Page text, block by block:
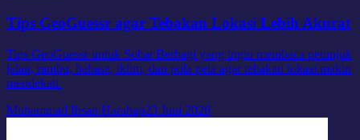
Tips GeoGuessr agar Tebakan Lokasi Lebih Akurat
Tips GeoGuessr untuk Sobat Berbagi yang ingin membaca petunjuk
jalan, rambu, bahasa, iklim, dan pola peta agar tebakan lokasi makin
mendekati.
Muhammad Ihsan Harahap23 Juni 2026